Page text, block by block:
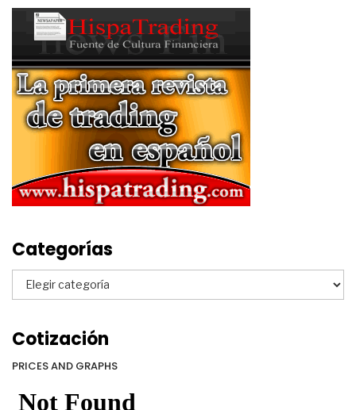
Categorías
Categorías
Cotización
PRICES AND GRAPHS